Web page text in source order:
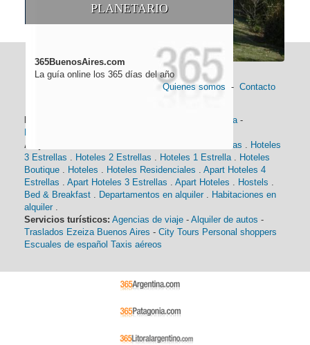
PLANETARIO
365BuenosAires.com
La guía online los 365 días del año
Quienes somos - Contacto
Historia -
Alojamiento:
Hoteles 4 Estrellas
Hoteles
3 Estrellas
Hoteles 2 Estrellas Hoteles 1 Estrella
Hoteles
Boutique
Hoteles Hoteles Residenciales
Apart Hoteles 4
Estrellas
Apart Hoteles 3 Estrellas Apart Hoteles Hostels
Bed & Breakfast
Departamentos en alquiler
Habitaciones en
alquiler
Servicios turísticos: Agencias de viaje - Alquiler de autos -
Traslados Ezeiza Buenos Aires - City Tours Personal shoppers
Escuales de español Taxis aéreos